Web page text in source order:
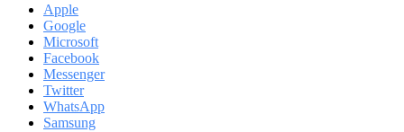
Apple
Google
Microsoft
Facebook
Messenger
Twitter
WhatsApp
Samsung